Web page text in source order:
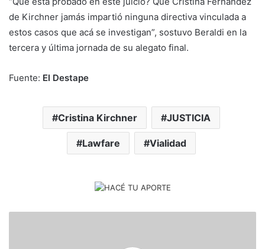
de Kirchner jamás impartió ninguna directiva vinculada a
estos casos que acá se investigan”, sostuvo Beraldi en la
tercera y última jornada de su alegato final.
Fuente: El Destape
Cristina Kirchner JUSTICIA
Lawfare Vialidad